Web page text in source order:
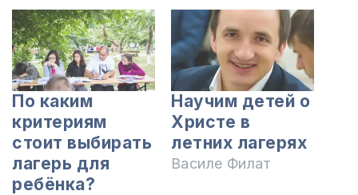
По каким
критериям
стоит выбирать
лагерь для
ребёнка?
Научим детей о
Христе в
летних лагерях
Василе Филат